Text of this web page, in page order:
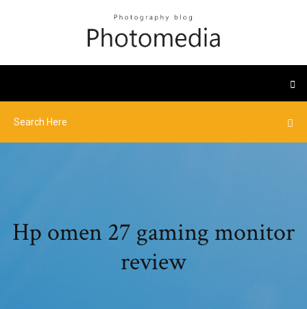
Hp omen 27 gaming monitor
review